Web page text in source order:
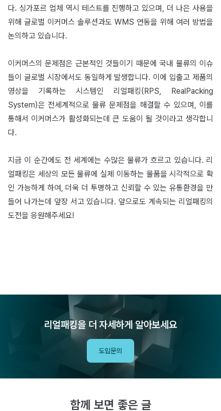
다. 싱가포르 업체 역시 테스트를 진행하고 있으며, 더 나은 사용을
위해 글로벌 이커머스 솔루션과도 WMS 연동을 위해 여러 방법을
논의하고 있습니다.
이커머스의 문제점은 근본적인 것들이기 때문에 국내 물류의 이슈
들이 글로벌 시장에서도 동일하게 발생합니다. 이에 입출고 제품의
영상을 기록하는 시스템인 리얼패킹(RPS, RealPacking
System)은 전세계적으로 물류 문제점을 해결할 수 있으며, 이를
통해서 이커머스가 활성화되는데 큰 도움이 될 것이라고 생각합니
다.
지금 이 순간에도 전 세계에는 수많은 물류가 흐르고 있습니다. 리
얼패킹은 세상의 모든 물류에 실제 이동하는 물품을 시각적으로 확
인 가능하게 하여, 더욱 더 투명하고 신뢰할 수 있는 유통환경을 만
들어 나가는데 앞장 서고 있습니다. 앞으로도 계속되는 리얼패킹의
도전을 응원해주세요!
리얼패킹을 더 자세하게 알아보세요
도입문의
함께 보면 좋은 글